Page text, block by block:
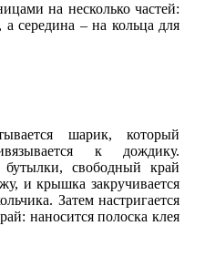
на несколько частей:
а середина – на кольца для
шарик, который
к дождику.
свободный край
и крышка закручивается
Затем настригается
наносится полоска клея